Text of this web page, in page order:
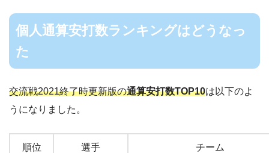
個人通算安打数ランキングはどうなっ
た
交流戦2021終了時更新版の通算安打数TOP10は以下のよ
うになりました。
順位 選手 チーム